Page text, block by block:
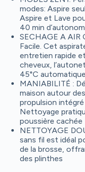
modes: Aspire
Aspire et Lave
40 min
SECHAGE A AIR
Facile. Cet
entretien rapide
cheveux,
45°C
MANIABILITÉ :
maison autour
propulsion
Nettoyage
poussière cachée
NETTOYAGE
sans fil est idéal
de la brosse,
des plinthes